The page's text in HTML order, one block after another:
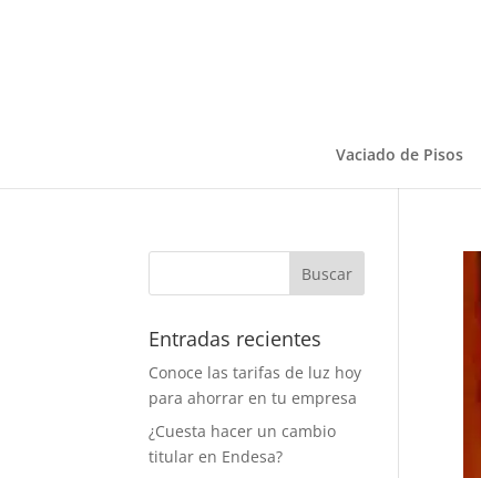
Vaciado de Pisos
Entradas recientes
Conoce las tarifas de luz hoy
para ahorrar en tu empresa
¿Cuesta hacer un cambio
titular en Endesa?